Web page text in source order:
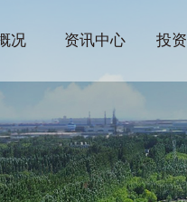
况 资讯中心 投